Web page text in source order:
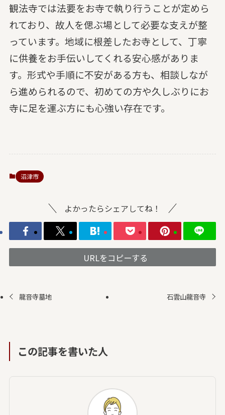
観法寺では法要をお寺で執り行うことが定めら
れており、故人を偲ぶ場として必要な支えが整
っています。地域に根差したお寺として、丁寧
に供養をお手伝いしてくれる安心感がありま
す。形式や手順に不安がある方も、相談しなが
ら進められるので、初めての方や久しぶりにお
寺に足を運ぶ方にも心強い存在です。
沼津市
よかったらシェアしてね！
URLをコピーする
龍音寺墓地 石雲山龍音寺
この記事を書いた人